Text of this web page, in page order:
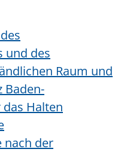
und des
Raum und
Baden-
Halten
nach der